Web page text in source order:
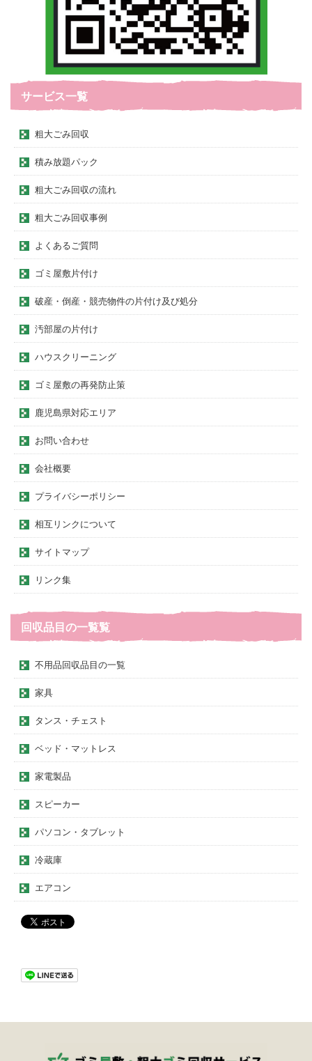
サービス一覧
粗大ごみ回収
積み放題パック
粗大ごみ回収の流れ
粗大ごみ回収事例
よくあるご質問
ゴミ屋敷片付け
破産・倒産・競売物件の片付け及び処分
汚部屋の片付け
ハウスクリーニング
ゴミ屋敷の再発防止策
鹿児島県対応エリア
お問い合わせ
会社概要
プライバシーポリシー
相互リンクについて
サイトマップ
リンク集
回収品目の一覧覧
不用品回収品目の一覧
家具
タンス・チェスト
ベッド・マットレス
家電製品
スピーカー
パソコン・タブレット
冷蔵庫
エアコン